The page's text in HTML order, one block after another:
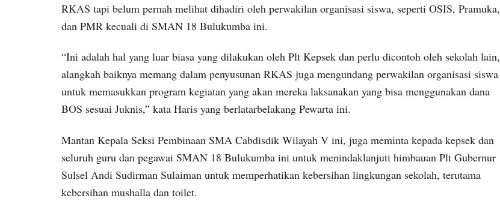
RKAS tapi belum pernah melihat dihadiri oleh perwakilan organisasi siswa, seperti OSIS, Pramuka,
dan PMR kecuali di SMAN 18 Bulukumba ini.
“Ini adalah hal yang luar biasa yang dilakukan oleh Plt Kepsek dan perlu dicontoh oleh sekolah lain,
alangkah baiknya memang dalam penyusunan RKAS juga mengundang perwakilan organisasi siswa
untuk memasukkan program kegiatan yang akan mereka laksanakan yang bisa menggunakan dana
BOS sesuai Juknis,” kata Haris yang berlatarbelakang Pewarta ini.
Mantan Kepala Seksi Pembinaan SMA Cabdisdik Wilayah V ini, juga meminta kepada kepsek dan
seluruh guru dan pegawai SMAN 18 Bulukumba ini untuk menindaklanjuti himbauan Plt Gubernur
Sulsel Andi Sudirman Sulaiman untuk memperhatikan kebersihan lingkungan sekolah, terutama
kebersihan mushalla dan toilet.